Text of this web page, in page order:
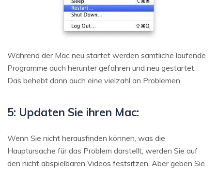
Während der Mac neu startet werden sämtliche laufende
Programme auch herunter gefahren und neu gestartet.
Das behebt dann auch eine vielzahl an Problemen.
5: Updaten Sie ihren Mac:
Wenn Sie nicht herausfinden können, was die
Hauptursache für das Problem darstellt, werden Sie auf
den nicht abspielbaren Videos festsitzen. Aber geben Sie